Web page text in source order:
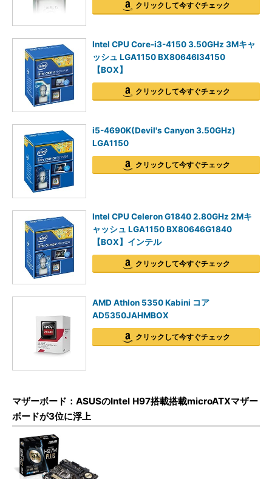
クリックして今すぐチェック
Intel CPU Core-i3-4150 3.50GHz 3Mキャ
ッシュ LGA1150 BX80646I34150
【BOX】
クリックして今すぐチェック
i5-4690K(Devil's Canyon 3.50GHz)
LGA1150
クリックして今すぐチェック
Intel CPU Celeron G1840 2.80GHz 2Mキ
ャッシュ LGA1150 BX80646G1840
【BOX】インテル
クリックして今すぐチェック
AMD Athlon 5350 Kabini コア
AD5350JAHMBOX
クリックして今すぐチェック
マザーボード：ASUSのIntel H97搭載搭載microATXマザー
ボードが3位に浮上